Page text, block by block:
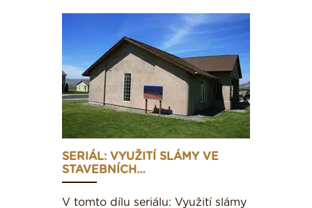
SERIÁL: VYUŽITÍ SLÁMY VE
STAVEBNÍCH…
V tomto dílu seriálu: Využití slámy